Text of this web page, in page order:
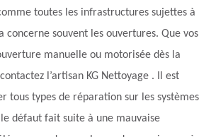
toutes les infrastructures sujettes à
concerne souvent les ouvertures. Que vos
manuelle ou motorisée dès la
l’artisan KG Nettoyage . Il est
tous types de réparation sur les systèmes
défaut fait suite à une mauvaise